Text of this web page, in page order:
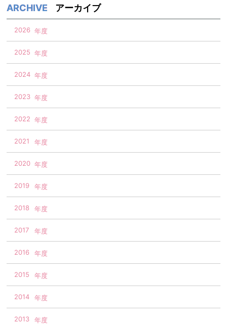
アーカイブ
2026
2025
2024
2023
2022
2021
2020
2019
2018
2017
2016
2015
2014
2013